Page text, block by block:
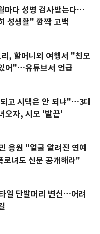
마다 성병 검사받는다…
성생활" 깜짝 고백
, 할머니외 여행서 "친모
어"…유튜브서 언급
고 시댁은 안 되냐"…3대
오자, 시모 '발끈'
응원 "얼굴 알려진 연예
녀도 신분 공개해라"
일 단발머리 변신…어려